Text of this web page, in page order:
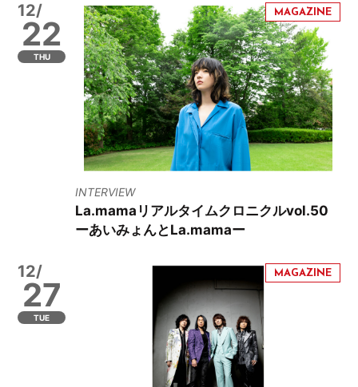
12/
22
THU
INTERVIEW
La.mamaリアルタイムクロニクルvol.50
ーあいみょんとLa.mamaー
12/
27
TUE